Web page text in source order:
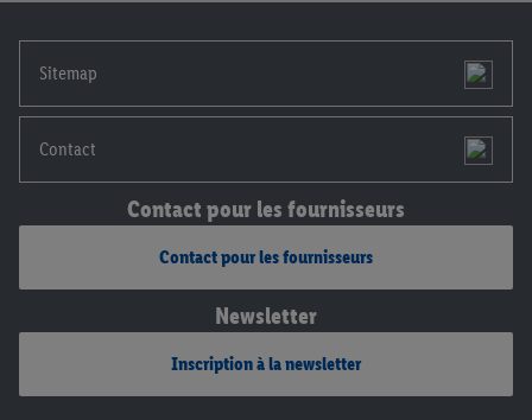
Sitemap
Contact
Contact pour les fournisseurs
Contact pour les fournisseurs
Newsletter
Inscription à la newsletter